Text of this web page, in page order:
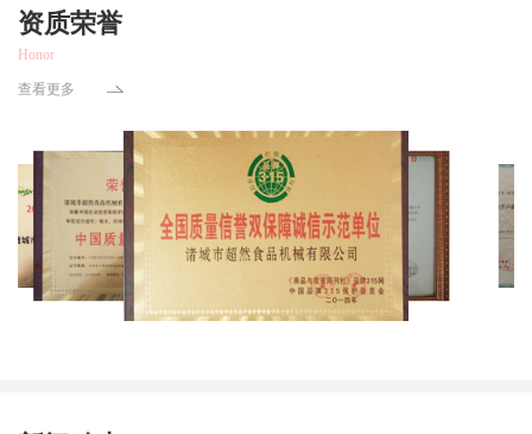
资质荣誉
Honor
查看更多